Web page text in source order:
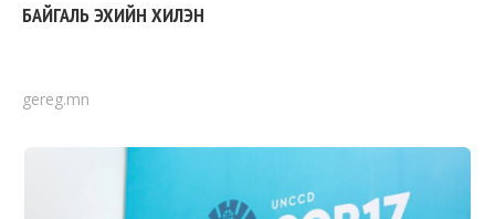
БАЙГАЛЬ ЭХИЙН ХИЛЭН
gereg.mn